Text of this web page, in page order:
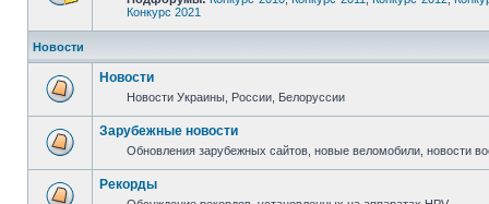
Конкурс 2021
Новости
Новости
Новости Украины, России, Белоруссии
Зарубежные новости
Обновления зарубежных сайтов, новые веломобили, новости
Рекорды